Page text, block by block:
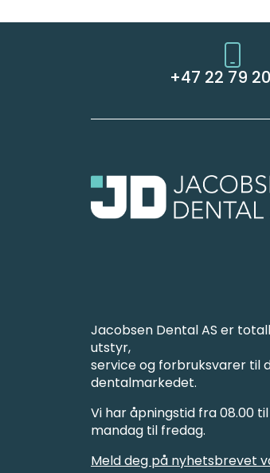
+47 22 79
Jacobsen Dental AS er
utstyr,
service og forbruksvarer til
dentalmarkedet.
Vi har åpningstid fra 08.00 til
mandag til fredag.
Meld deg på nyhetsbrevet